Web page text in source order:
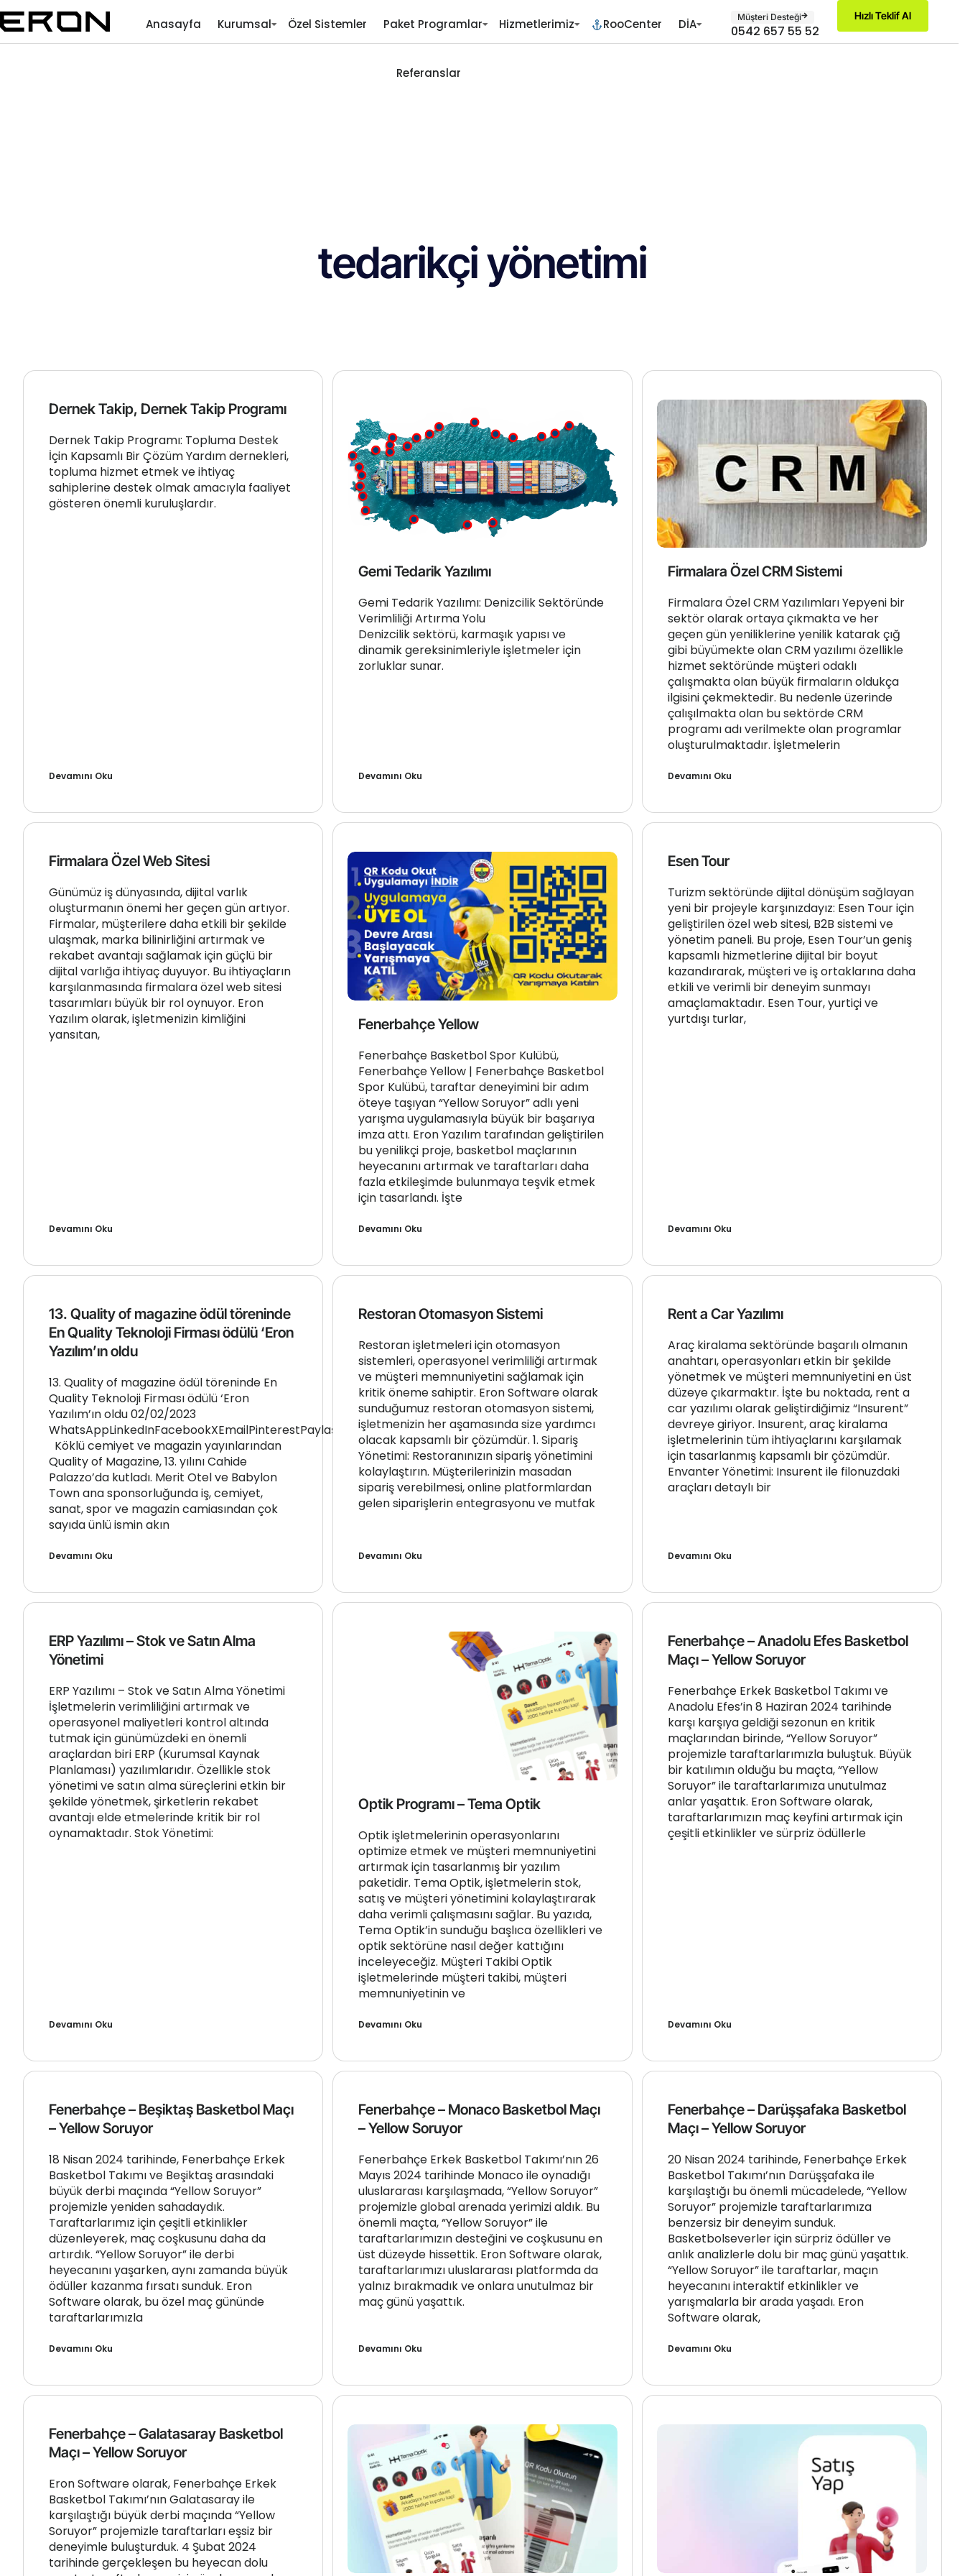
Anasayfa Kurumsal Özel Sistemler Paket Programlar Hizmetlerimiz RooCenter DİA
Referanslar
Müşteri Desteği
0542 657 55 52
Hızlı Teklif Al
tedarikçi yönetimi
Dernek Takip, Dernek Takip Programı
Dernek Takip Programı: Topluma Destek
İçin Kapsamlı Bir Çözüm Yardım dernekleri,
topluma hizmet etmek ve ihtiyaç
sahiplerine destek olmak amacıyla faaliyet
gösteren önemli kuruluşlardır.
Devamını Oku
Gemi Tedarik Yazılımı
Gemi Tedarik Yazılımı: Denizcilik Sektöründe
Verimliliği Artırma Yolu
Denizcilik sektörü, karmaşık yapısı ve
dinamik gereksinimleriyle işletmeler için
zorluklar sunar.
Devamını Oku
Firmalara Özel CRM Sistemi
Firmalara Özel CRM Yazılımları Yepyeni bir
sektör olarak ortaya çıkmakta ve her
geçen gün yeniliklerine yenilik katarak çığ
gibi büyümekte olan CRM yazılımı özellikle
hizmet sektöründe müşteri odaklı
çalışmakta olan büyük firmaların oldukça
ilgisini çekmektedir. Bu nedenle üzerinde
çalışılmakta olan bu sektörde CRM
programı adı verilmekte olan programlar
oluşturulmaktadır. İşletmelerin
Devamını Oku
Firmalara Özel Web Sitesi
Günümüz iş dünyasında, dijital varlık
oluşturmanın önemi her geçen gün artıyor.
Firmalar, müşterilere daha etkili bir şekilde
ulaşmak, marka bilinirliğini artırmak ve
rekabet avantajı sağlamak için güçlü bir
dijital varlığa ihtiyaç duyuyor. Bu ihtiyaçların
karşılanmasında firmalara özel web sitesi
tasarımları büyük bir rol oynuyor. Eron
Yazılım olarak, işletmenizin kimliğini
yansıtan,
Devamını Oku
Fenerbahçe Yellow
Fenerbahçe Basketbol Spor Kulübü,
Fenerbahçe Yellow | Fenerbahçe Basketbol
Spor Kulübü, taraftar deneyimini bir adım
öteye taşıyan “Yellow Soruyor” adlı yeni
yarışma uygulamasıyla büyük bir başarıya
imza attı. Eron Yazılım tarafından geliştirilen
bu yenilikçi proje, basketbol maçlarının
heyecanını artırmak ve taraftarları daha
fazla etkileşimde bulunmaya teşvik etmek
için tasarlandı. İşte
Devamını Oku
Esen Tour
Turizm sektöründe dijital dönüşüm sağlayan
yeni bir projeyle karşınızdayız: Esen Tour için
geliştirilen özel web sitesi, B2B sistemi ve
yönetim paneli. Bu proje, Esen Tour’un geniş
kapsamlı hizmetlerine dijital bir boyut
kazandırarak, müşteri ve iş ortaklarına daha
etkili ve verimli bir deneyim sunmayı
amaçlamaktadır. Esen Tour, yurtiçi ve
yurtdışı turlar,
Devamını Oku
13. Quality of magazine ödül töreninde
En Quality Teknoloji Firması ödülü ‘Eron
Yazılım’ın oldu
13. Quality of magazine ödül töreninde En
Quality Teknoloji Firması ödülü ‘Eron
Yazılım’ın oldu 02/02/2023
WhatsAppLinkedInFacebookXEmailPinterestPaylaş
Köklü cemiyet ve magazin yayınlarından
Quality of Magazine, 13. yılını Cahide
Palazzo’da kutladı. Merit Otel ve Babylon
Town ana sponsorluğunda iş, cemiyet,
sanat, spor ve magazin camiasından çok
sayıda ünlü ismin akın
Devamını Oku
Restoran Otomasyon Sistemi
Restoran işletmeleri için otomasyon
sistemleri, operasyonel verimliliği artırmak
ve müşteri memnuniyetini sağlamak için
kritik öneme sahiptir. Eron Software olarak
sunduğumuz restoran otomasyon sistemi,
işletmenizin her aşamasında size yardımcı
olacak kapsamlı bir çözümdür. 1. Sipariş
Yönetimi: Restoranınızın sipariş yönetimini
kolaylaştırın. Müşterilerinizin masadan
sipariş verebilmesi, online platformlardan
gelen siparişlerin entegrasyonu ve mutfak
Devamını Oku
Rent a Car Yazılımı
Araç kiralama sektöründe başarılı olmanın
anahtarı, operasyonları etkin bir şekilde
yönetmek ve müşteri memnuniyetini en üst
düzeye çıkarmaktır. İşte bu noktada, rent a
car yazılımı olarak geliştirdiğimiz “Insurent”
devreye giriyor. Insurent, araç kiralama
işletmelerinin tüm ihtiyaçlarını karşılamak
için tasarlanmış kapsamlı bir çözümdür.
Envanter Yönetimi: Insurent ile filonuzdaki
araçları detaylı bir
Devamını Oku
ERP Yazılımı – Stok ve Satın Alma
Yönetimi
ERP Yazılımı – Stok ve Satın Alma Yönetimi
İşletmelerin verimliliğini artırmak ve
operasyonel maliyetleri kontrol altında
tutmak için günümüzdeki en önemli
araçlardan biri ERP (Kurumsal Kaynak
Planlaması) yazılımlarıdır. Özellikle stok
yönetimi ve satın alma süreçlerini etkin bir
şekilde yönetmek, şirketlerin rekabet
avantajı elde etmelerinde kritik bir rol
oynamaktadır. Stok Yönetimi:
Devamını Oku
Optik Programı – Tema Optik
Optik işletmelerinin operasyonlarını
optimize etmek ve müşteri memnuniyetini
artırmak için tasarlanmış bir yazılım
paketidir. Tema Optik, işletmelerin stok,
satış ve müşteri yönetimini kolaylaştırarak
daha verimli çalışmasını sağlar. Bu yazıda,
Tema Optik’in sunduğu başlıca özellikleri ve
optik sektörüne nasıl değer kattığını
inceleyeceğiz. Müşteri Takibi Optik
işletmelerinde müşteri takibi, müşteri
memnuniyetinin ve
Devamını Oku
Fenerbahçe – Anadolu Efes Basketbol
Maçı – Yellow Soruyor
Fenerbahçe Erkek Basketbol Takımı ve
Anadolu Efes’in 8 Haziran 2024 tarihinde
karşı karşıya geldiği sezonun en kritik
maçlarından birinde, “Yellow Soruyor”
projemizle taraftarlarımızla buluştuk. Büyük
bir katılımın olduğu bu maçta, “Yellow
Soruyor” ile taraftarlarımıza unutulmaz
anlar yaşattık. Eron Software olarak,
taraftarlarımızın maç keyfini artırmak için
çeşitli etkinlikler ve sürpriz ödüllerle
Devamını Oku
Fenerbahçe – Beşiktaş Basketbol Maçı
– Yellow Soruyor
18 Nisan 2024 tarihinde, Fenerbahçe Erkek
Basketbol Takımı ve Beşiktaş arasındaki
büyük derbi maçında “Yellow Soruyor”
projemizle yeniden sahadaydık.
Taraftarlarımız için çeşitli etkinlikler
düzenleyerek, maç coşkusunu daha da
artırdık. “Yellow Soruyor” ile derbi
heyecanını yaşarken, aynı zamanda büyük
ödüller kazanma fırsatı sunduk. Eron
Software olarak, bu özel maç gününde
taraftarlarımızla
Devamını Oku
Fenerbahçe – Monaco Basketbol Maçı
– Yellow Soruyor
Fenerbahçe Erkek Basketbol Takımı’nın 26
Mayıs 2024 tarihinde Monaco ile oynadığı
uluslararası karşılaşmada, “Yellow Soruyor”
projemizle global arenada yerimizi aldık. Bu
önemli maçta, “Yellow Soruyor” ile
taraftarlarımızın desteğini ve coşkusunu en
üst düzeyde hissettik. Eron Software olarak,
taraftarlarımızı uluslararası platformda da
yalnız bırakmadık ve onlara unutulmaz bir
maç günü yaşattık.
Devamını Oku
Fenerbahçe – Darüşşafaka Basketbol
Maçı – Yellow Soruyor
20 Nisan 2024 tarihinde, Fenerbahçe Erkek
Basketbol Takımı’nın Darüşşafaka ile
karşılaştığı bu önemli mücadelede, “Yellow
Soruyor” projemizle taraftarlarımıza
benzersiz bir deneyim sunduk.
Basketbolseverler için sürpriz ödüller ve
anlık analizlerle dolu bir maç günü yaşattık.
“Yellow Soruyor” ile taraftarlar, maçın
heyecanını interaktif etkinlikler ve
yarışmalarla bir arada yaşadı. Eron
Software olarak,
Devamını Oku
Fenerbahçe – Galatasaray Basketbol
Maçı – Yellow Soruyor
Eron Software olarak, Fenerbahçe Erkek
Basketbol Takımı’nın Galatasaray ile
karşılaştığı büyük derbi maçında “Yellow
Soruyor” projemizle taraftarları eşsiz bir
deneyimle buluşturduk. 4 Şubat 2024
tarihinde gerçekleşen bu heyecan dolu